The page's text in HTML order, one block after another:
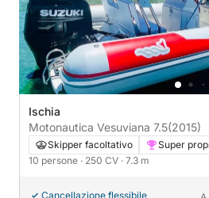
Ischia
Motonautica Vesuviana 7.5(2015)
Skipper facoltativo Super
10 persone · 250 CV · 7.3 m
Cancellazione flessibile